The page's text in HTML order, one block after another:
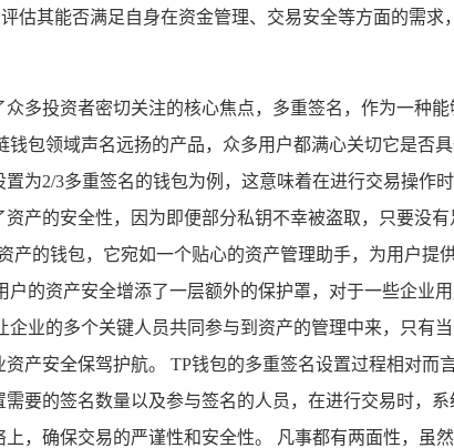
估其能否满足自身在资金管理、交易安全等方面的需
众多投资者密切关注的核心焦点，多重签名，作为一种
包领域声名远扬的产品，众多用户都满心关切它是否
为2/3多重签名的钱包为例，这意味着在进行交易操作
产的安全性，因为即便部分私钥不幸被盗取，只要没
的钱包，它宛如一个贴心的资产管理助手，为用户提
的资产安全增添了一层额外的保护罩，对于一些企业
业的多个关键人员共同参与到资产的管理中来，只有
产安全保驾护航。 TP钱包的多重签名设置过程相对而
要的签名数量以及参与签名的人员，在进行交易时，
，确保交易的严谨性和安全性。 凡事都有两面性，虽